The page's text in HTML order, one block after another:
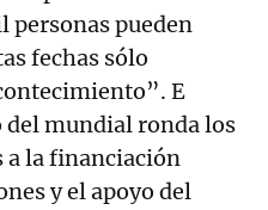
personas pueden
fechas sólo
E
mundial ronda los
a la financiación
y el apoyo del